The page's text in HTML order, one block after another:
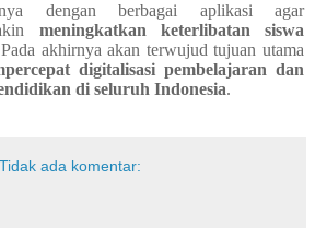
dengan berbagai aplikasi agar
meningkatkan keterlibatan siswa
akhirnya akan terwujud tujuan utama
digitalisasi pembelajaran dan
di seluruh Indonesia.
Tidak ada komentar: